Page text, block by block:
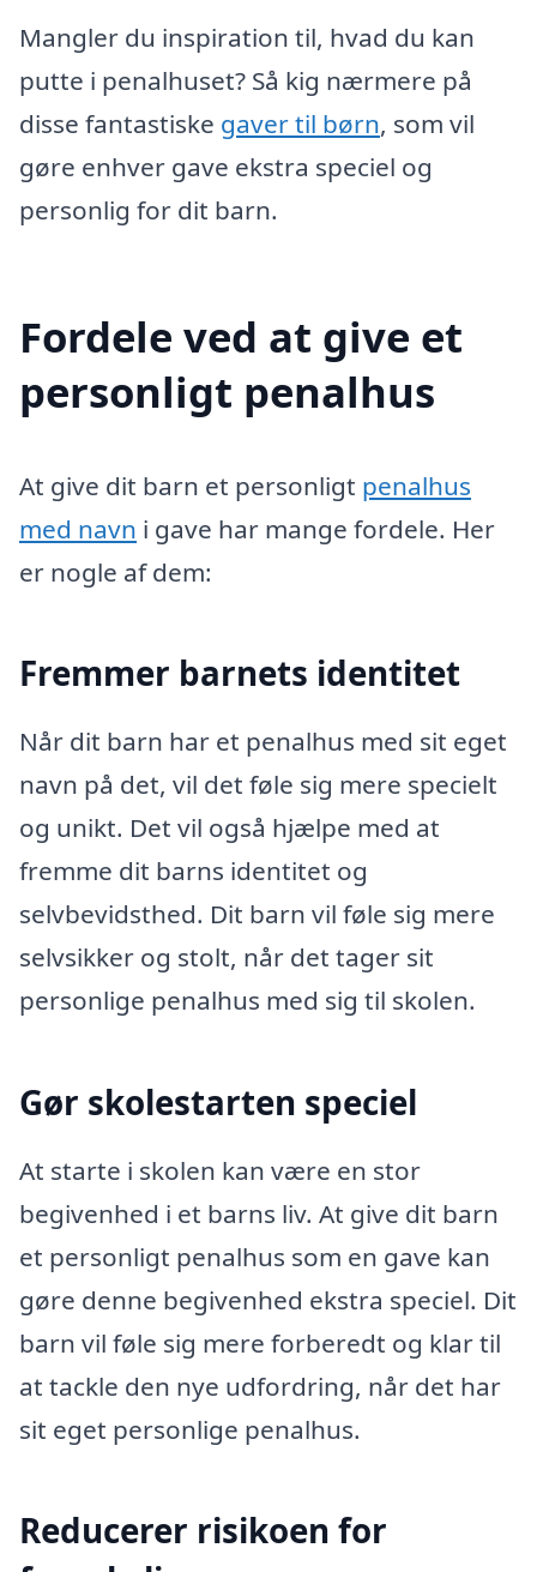
Mangler du inspiration til, hvad du kan
putte i penalhuset? Så kig nærmere på
disse fantastiske gaver til børn, som vil
gøre enhver gave ekstra speciel og
personlig for dit barn.
Fordele ved at give et
personligt penalhus
At give dit barn et personligt penalhus
med navn i gave har mange fordele. Her
er nogle af dem:
Fremmer barnets identitet
Når dit barn har et penalhus med sit eget
navn på det, vil det føle sig mere specielt
og unikt. Det vil også hjælpe med at
fremme dit barns identitet og
selvbevidsthed. Dit barn vil føle sig mere
selvsikker og stolt, når det tager sit
personlige penalhus med sig til skolen.
Gør skolestarten speciel
At starte i skolen kan være en stor
begivenhed i et barns liv. At give dit barn
et personligt penalhus som en gave kan
gøre denne begivenhed ekstra speciel. Dit
barn vil føle sig mere forberedt og klar til
at tackle den nye udfordring, når det har
sit eget personlige penalhus.
Reducerer risikoen for